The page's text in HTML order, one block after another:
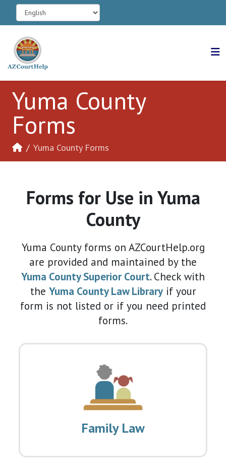
Yuma County
Forms
Yuma County Forms
Forms for Use in Yuma
County
Yuma County forms on AZCourtHelp.org
are provided and maintained by the
Yuma County Superior Court. Check with
the Yuma County Law Libraryif your
form is not listed or if you need printed
forms.
Family Law